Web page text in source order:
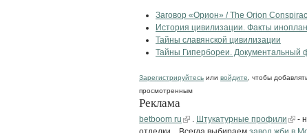
Заговор «Орион» / The Orion
История цивилизации. Факты
Тайны славянской цивилизации
Тайны Гипербореи. Документальный
Зарегистрируйтесь или войдите , чтобы
просмотренным
Реклама
betboom ru Штукатурные профили
-